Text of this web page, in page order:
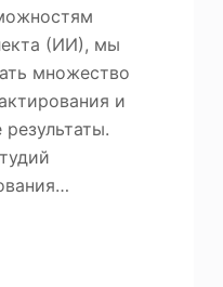
(ИИ), мы
множество
и